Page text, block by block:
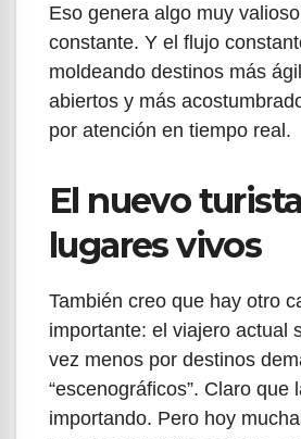
Eso genera algo muy
constante. Y el flujo
moldeando destinos más
abiertos y más
por atención en tiempo real.
El nuevo
lugares vivos
También creo que hay otro
importante: el viajero actual
vez menos por destinos
“escenográficos”. Claro que
importando. Pero hoy